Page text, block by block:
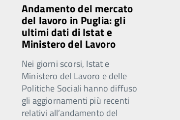
Andamento del mercato
del lavoro in Puglia: gli
ultimi dati di Istat e
Ministero del Lavoro
Nei giorni scorsi, Istat e
Ministero del Lavoro e delle
Politiche Sociali hanno diffuso
gli aggiornamenti più recenti
relativi all’andamento del